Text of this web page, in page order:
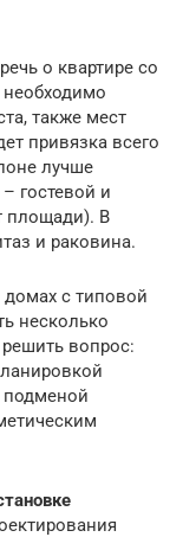
о квартире со
также мест
привязка всего
лучше
гостевой и
площади). В
и раковина.
домах с типовой
несколько
вопрос:
подменой